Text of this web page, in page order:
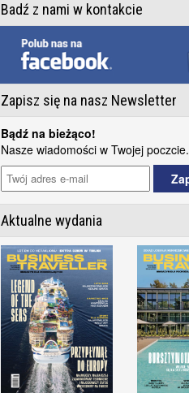
Badź z nami w kontakcie
Zapisz się na nasz Newsletter
Bądź na bieżąco!
Nasze wiadomości w Twojej poczcie.
Aktualne wydania